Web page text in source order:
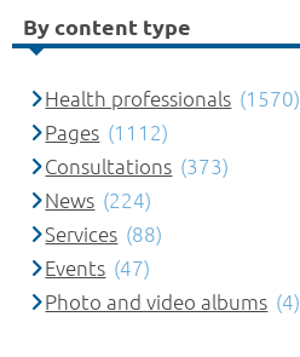
By content type
Health professionals (1570)
Pages (1112)
Consultations (373)
News (224)
Services (88)
Events (47)
Photo and video albums (4)